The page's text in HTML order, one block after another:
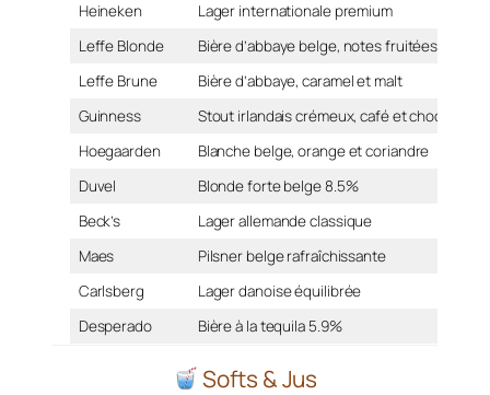
Heineken
Lager internationale premium
Leffe Blonde
Bière d’abbaye belge, notes fruitées
Leffe Brune
Bière d’abbaye, caramel et malt
Guinness
Stout irlandais crémeux, café et chocolat
Hoegaarden
Blanche belge, orange et coriandre
Duvel
Blonde forte belge 8.5%
Beck’s
Lager allemande classique
Maes
Pilsner belge rafraîchissante
Carlsberg
Lager danoise équilibrée
Desperado
Bière à la tequila 5.9%
Softs & Jus